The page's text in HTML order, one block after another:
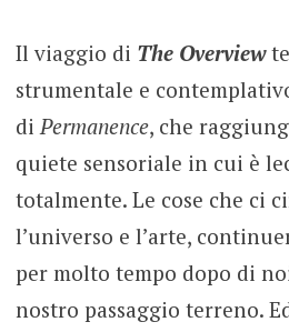
Il viaggio di The Overview
strumentale e
diPermanence, che
quiete sensoriale in cui è
totalmente. Le cose che ci
l’universo e l’arte,
per molto tempo dopo di
nostro passaggio terreno.